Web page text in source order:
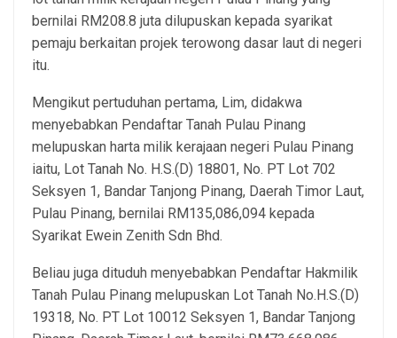
bernilai RM208.8 juta dilupuskan kepada syarikat
pemaju berkaitan projek terowong dasar laut di negeri
itu.
Mengikut pertuduhan pertama, Lim, didakwa
menyebabkan Pendaftar Tanah Pulau Pinang
melupuskan harta milik kerajaan negeri Pulau Pinang
iaitu, Lot Tanah No. H.S.(D) 18801, No. PT Lot 702
Seksyen 1, Bandar Tanjong Pinang, Daerah Timor Laut,
Pulau Pinang, bernilai RM135,086,094 kepada
Syarikat Ewein Zenith Sdn Bhd.
Beliau juga dituduh menyebabkan Pendaftar Hakmilik
Tanah Pulau Pinang melupuskan Lot Tanah No.H.S.(D)
19318, No. PT Lot 10012 Seksyen 1, Bandar Tanjong